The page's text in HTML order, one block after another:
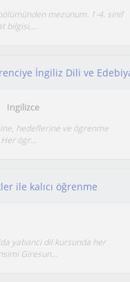
mezunum. 1-4. sinif
bilgisi,...
Ingilizce
hedeflerine ve ögrenme
ögr...
ile kalıcı öğrenme
yabanci dil kursunda her
Giresun...